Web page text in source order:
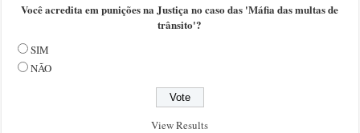
Você acredita em punições na Justiça no caso das 'Máfia das multas de
trânsito'?
SIM
NÃO
View Results